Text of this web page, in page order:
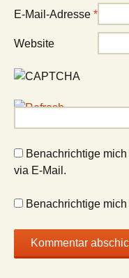
E-Mail-Adresse *
Website
Benachrichtige
via E-Mail.
Benachrichtige